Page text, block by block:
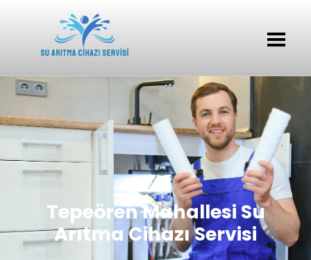
Tepeören Mahallesi Su
Arıtma Cihazı Servisi